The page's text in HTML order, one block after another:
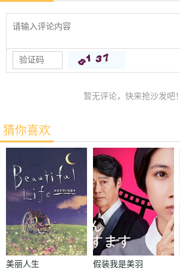
暂无评论，快来抢沙发吧！
猜你喜欢
美丽人生
假装我是美羽